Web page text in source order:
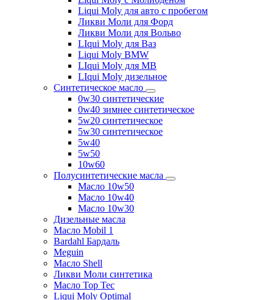
Liqui Moly для авто с пробегом
Ликви Моли для Форд
Ликви Моли для Вольво
LIqui Moly для Ваз
Liqui Moly BMW
LIqui Moly для MB
LIqui Moly дизельное
Синтетическое масло
0w30 синтетические
0w40 зимнее синтетическое
5w20 синтетическое
5w30 синтетическое
5w40
5w50
10w60
Полусинтетические масла
Масло 10w50
Масло 10w40
Масло 10w30
Дизельные масла
Масло Mobil 1
Bardahl Бардаль
Meguin
Масло Shell
Ликви Моли синтетика
Масло Top Tec
Liqui Moly Optimal